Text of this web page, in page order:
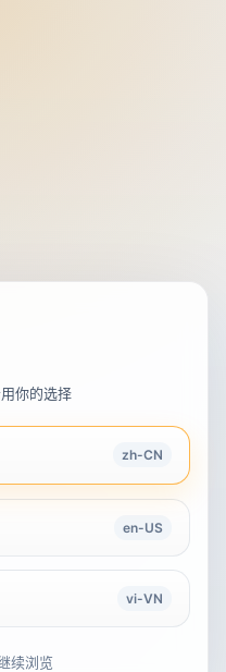
你的选择
zh-CN
en-US
vi-VN
续浏览